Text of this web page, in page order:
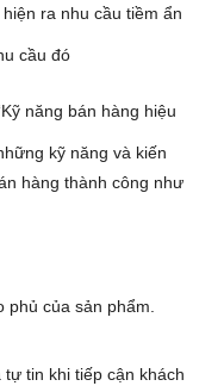
ra nhu cầu tiềm ẩn
cầu đó
năng bán hàng hiệu
kỹ năng và kiến
hàng thành công như
phủ của sản phẩm.
tin khi tiếp cận khách